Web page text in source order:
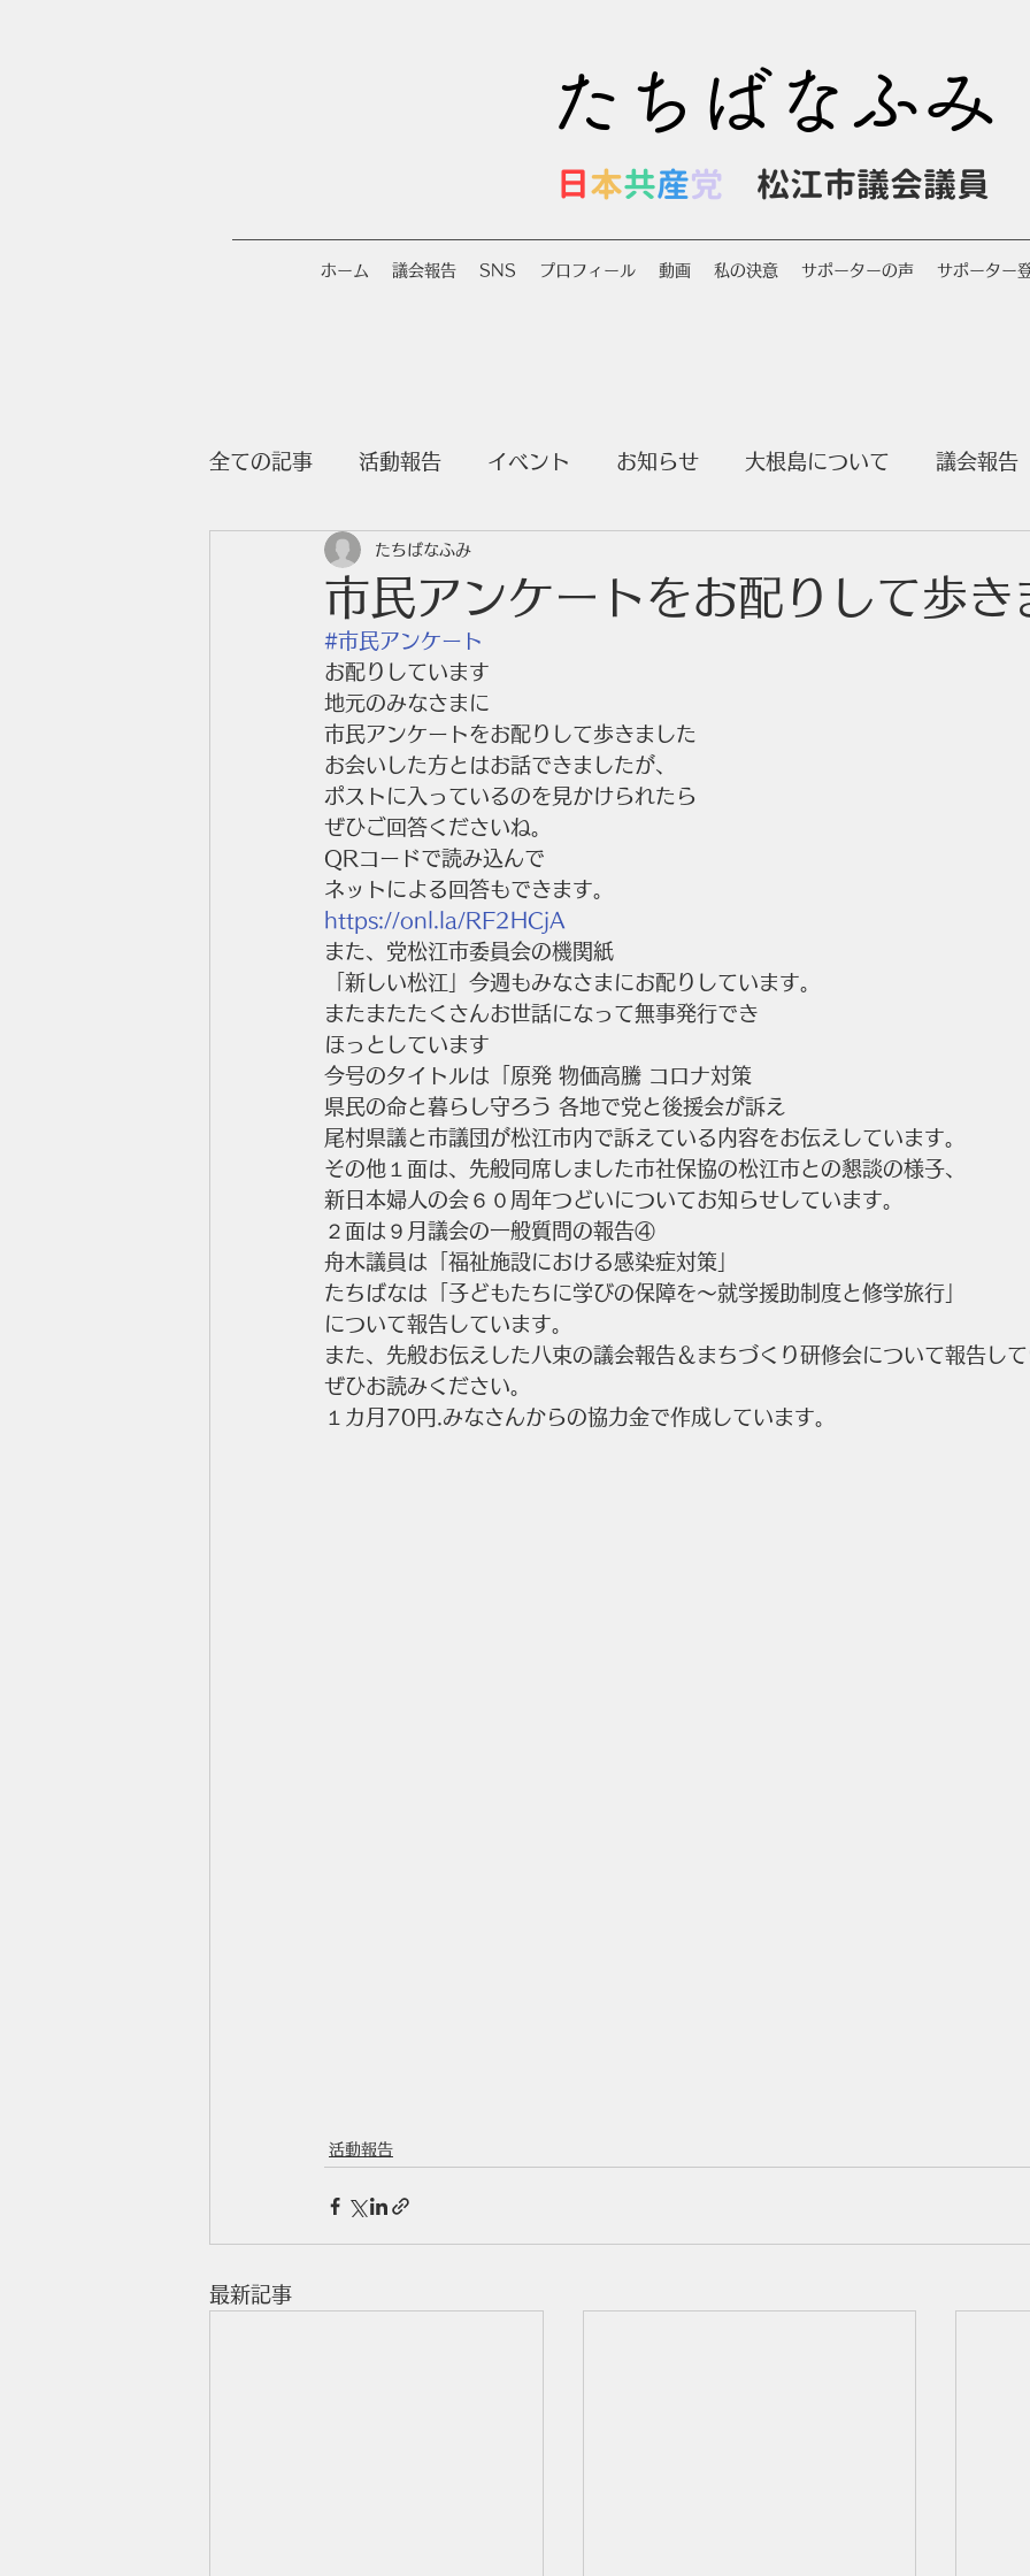
たちばなふみ
日本共産党 松江市議会議員
ホーム 議会報告 SNS プロフィール 動画 私の決意 サポーターの声 サポーター
全ての記事 活動報告 イベント お知らせ 大根島について 議会報告
市民アンケートをお配りして歩き
たちばなふみ
#市民アンケート
お配りしています
地元のみなさまに
市民アンケートをお配りして歩きました
お会いした方とはお話できましたが、
ポストに入っているのを見かけられたら
ぜひご回答くださいね。
QRコードで読み込んで
ネットによる回答もできます。
https://onl.la/RF2HCjA
また、党松江市委員会の機関紙
「新しい松江」今週もみなさまにお配りしています。
またまたたくさんお世話になって無事発行でき
ほっとしています
今号のタイトルは「原発 物価高騰 コロナ対策
県民の命と暮らし守ろう 各地で党と後援会が訴え
尾村県議と市議団が松江市内で訴えている内容をお伝えしています。
その他１面は、先般同席しました市社保協の松江市との懇談の様子、
新日本婦人の会６０周年つどいについてお知らせしています。
２面は９月議会の一般質問の報告④
舟木議員は「福祉施設における感染症対策」
たちばなは「子どもたちに学びの保障を～就学援助制度と修学旅行」
について報告しています。
また、先般お伝えした八束の議会報告＆まちづくり研修会について報告し
ぜひお読みください。
１カ月70円.みなさんからの協力金で作成しています。
活動報告
最新記事